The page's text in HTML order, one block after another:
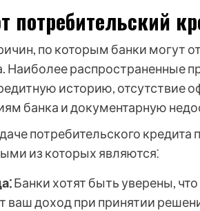
потребительский
по которым банки могут
Наиболее распространенные
историю, отсутствие
банка и документарную
потребительского
из которых являются⁚
Банки хотят быть уверены,
ваш доход при принятии